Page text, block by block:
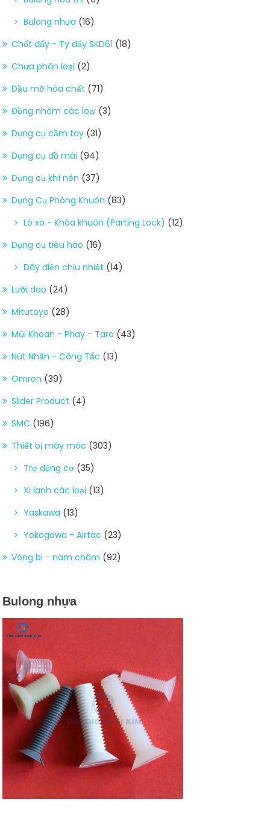
Bulong nhựa (16)
Chốt đẩy - Ty đẩy SKD61 (18)
Chưa phân loại (2)
Dầu mỡ hóa chất (71)
Đồng nhôm các loại (3)
Dụng cụ cầm tay (31)
Dụng cụ đồ mài (94)
Dụng cụ khí nén (37)
Dụng Cụ Phòng Khuôn (83)
Lò xo - Khóa khuôn (Parting Lock) (12)
Dụng cụ tiêu hao (16)
Dây điện chịu nhiệt (14)
Lưỡi dao (24)
Mitutoyo (28)
Mũi Khoan - Phay - Taro (43)
Nút Nhấn - Công Tắc (13)
Omron (39)
Slider Product (4)
SMC (196)
Thiết bị máy móc (303)
Trợ động cơ (35)
Xi lanh các loại (13)
Yaskawa (13)
Yokogawa - Airtac (23)
Vòng bi - nam châm (92)
Bulong nhựa